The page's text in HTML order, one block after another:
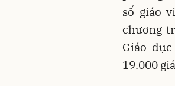
số giáo
chương
Giáo
19.000